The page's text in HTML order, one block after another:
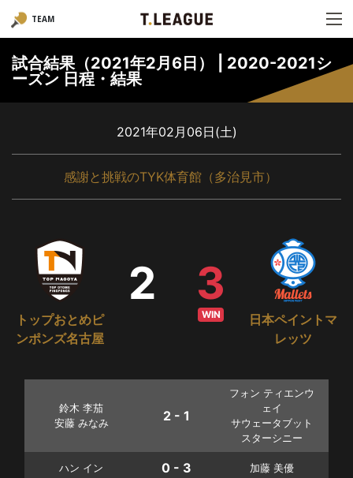
TEAM
試合結果（2021年2月6日） | 2020-2021シ
ーズン 日程・結果
2021年02月06日(土)
感謝と挑戦のTYK体育館（多治見市）
トップおとめピ
ンポンズ名古屋
2
日本ペイントマ
レッツ
3
WIN
鈴木 李茄
安藤 みなみ
2 - 1
フォン ティエンウ
ェイ
サウェータブット
スターシニー
ハン イン 0 - 3 加藤 美優